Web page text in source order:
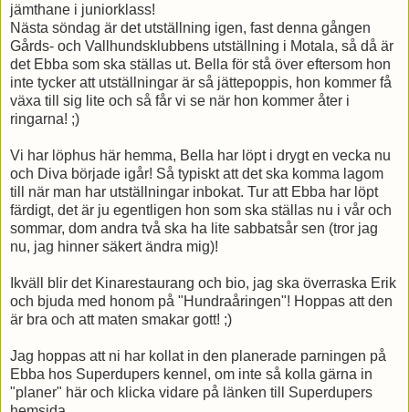
jämthane i juniorklass!
Nästa söndag är det utställning igen, fast denna gången
Gårds- och Vallhundsklubbens utställning i Motala, så då är
det Ebba som ska ställas ut. Bella för stå över eftersom hon
inte tycker att utställningar är så jättepoppis, hon kommer få
växa till sig lite och så får vi se när hon kommer åter i
ringarna! ;)
Vi har löphus här hemma, Bella har löpt i drygt en vecka nu
och Diva började igår! Så typiskt att det ska komma lagom
till när man har utställningar inbokat. Tur att Ebba har löpt
färdigt, det är ju egentligen hon som ska ställas nu i vår och
sommar, dom andra två ska ha lite sabbatsår sen (tror jag
nu, jag hinner säkert ändra mig)!
Ikväll blir det Kinarestaurang och bio, jag ska överraska Erik
och bjuda med honom på "Hundraåringen"! Hoppas att den
är bra och att maten smakar gott! ;)
Jag hoppas att ni har kollat in den planerade parningen på
Ebba hos Superdupers kennel, om inte så kolla gärna in
"planer" här och klicka vidare på länken till Superdupers